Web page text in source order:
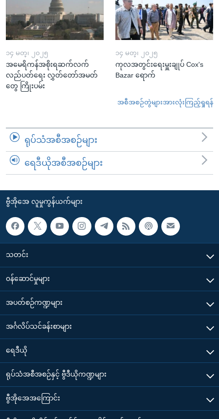
၁၄ မတ္၊ ၂၀၂၅
အမေရိကန်အစိုးရဆက်လက်
လည်ပတ်ရေး လွှတ်တော်အမတ်
တွေ ကြိုးပမ်း
၁၄ မတ္၊ ၂၀၂၅
ကုလအတွင်းရေးမှူးချုပ် Cox's
Bazar ရောက်
အစီအစဉ်တွဲများအားလုံးကြည့်ရှုရန်
ရုပ်သံအစီအစဉ်များ
ရေဒီယိုအစီအစဉ်များ
ဗွီအိုအေ လူမှုကွန်ယက်များ
သတင်း
၀န်ဆောင်မှုများ
အပတ်စဉ်ကဏ္ဍများ
အင်္ဂလိပ်သင်ခန်းစာများ
ရေဒီယို
ရုပ်သံအစီအစဉ်နှင့် ဗွီဒီယိုကဏ္ဍများ
ဗွီအိုအေအကြောင်း